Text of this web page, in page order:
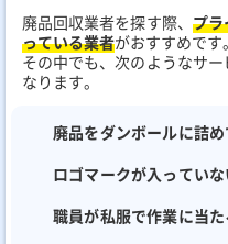
廃品回収業者を探す際、 プラ
っている業者がおすすめです。
その中でも、次のようなサ
なります。
廃品をダンボールに詰
ロゴマークが入ってい
職員が私服で作業に当た